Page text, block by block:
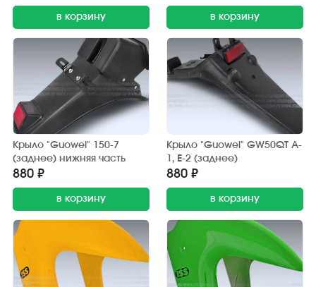
в корзину в корзину
Крыло "Guowei" 150-7
(заднее) нижняя часть
880 ₽
в корзину
Крыло "Guowei" GW50QT A-
1, Е-2 (заднее)
880 ₽
в корзину